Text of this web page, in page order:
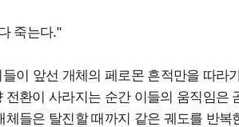
죽는다."
이 앞선 개체의 페로몬 흔적만을 따라
환이 사라지는 순간 이들의 움직임은
들은 탈진할 때까지 같은 궤도를 반복